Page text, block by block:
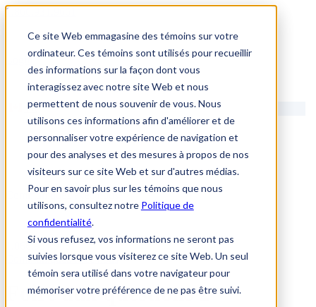
Ce site Web emmagasine des témoins sur votre
ordinateur. Ces témoins sont utilisés pour recueillir
des informations sur la façon dont vous
interagissez avec notre site Web et nous
permettent de nous souvenir de vous. Nous
utilisons ces informations afin d'améliorer et de
personnaliser votre expérience de navigation et
pour des analyses et des mesures à propos de nos
visiteurs sur ce site Web et sur d'autres médias.
Pour en savoir plus sur les témoins que nous
utilisons, consultez notre Politique de
confidentialité.
Si vous refusez, vos informations ne seront pas
suivies lorsque vous visiterez ce site Web. Un seul
témoin sera utilisé dans votre navigateur pour
mémoriser votre préférence de ne pas être suivi.
1.866.931.9661
Login
FR
Communiquez avec nous
1.866.931.9661
Communiquez avec nous
Foire aux questions 2